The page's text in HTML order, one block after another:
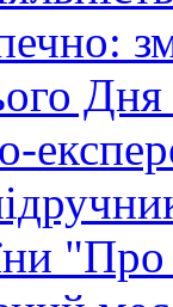
Дня
"Про